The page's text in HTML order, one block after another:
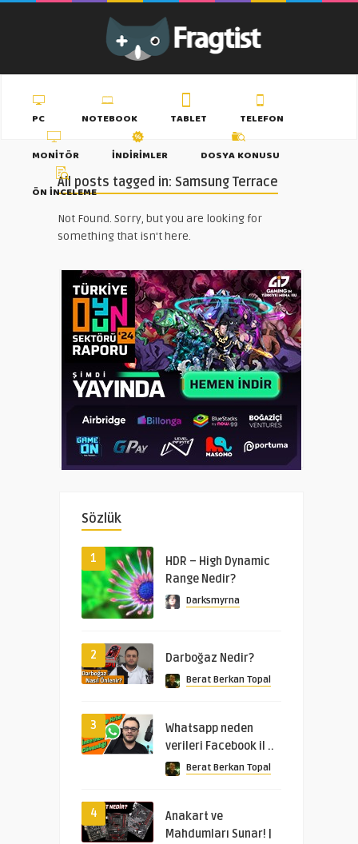
PC NOTEBOOK TABLET
TELEFON
MONITÖR
İNDIRIMLER
DOSYA KONUSU
ÖN İNCELEME
All posts tagged in: Samsung Terrace
Not Found. Sorry, but you are looking for
something that isn't here.
Sözlük
1
HDR – High Dynamic
Range Nedir?
Darksmyrna
2 Darboğaz Nedir?
Berat Berkan Topal
3
Whatsapp neden
verileri Facebook il ..
Berat Berkan Topal
4
Anakart ve
Mahdumları Sunar! |